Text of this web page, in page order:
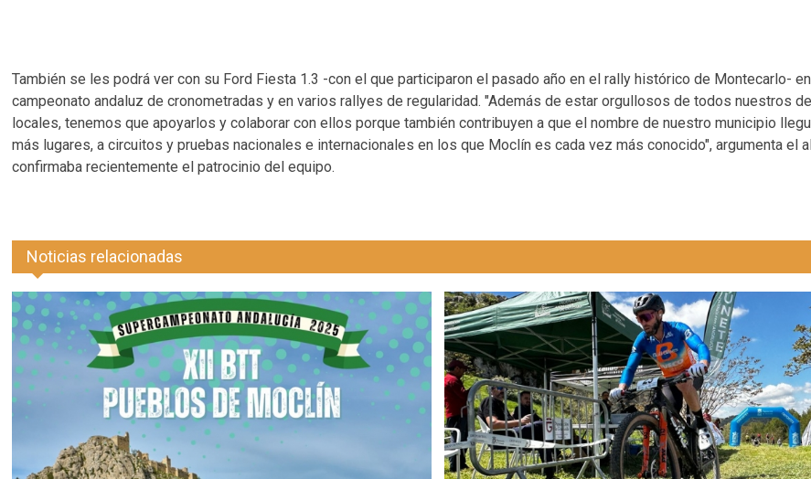
También se les podrá ver con su Ford Fiesta 1.3 -con el que participaron el pasado año en el rally histórico de Montecarlo-
campeonato andaluz de cronometradas y en varios rallyes de regularidad. "Además de estar orgullosos de todos nuestros
locales, tenemos que apoyarlos y colaborar con ellos porque también contribuyen a que el nombre de nuestro municipio
más lugares, a circuitos y pruebas nacionales e internacionales en los que Moclín es cada vez más conocido", argumenta el
confirmaba recientemente el patrocinio del equipo.
Noticias relacionadas